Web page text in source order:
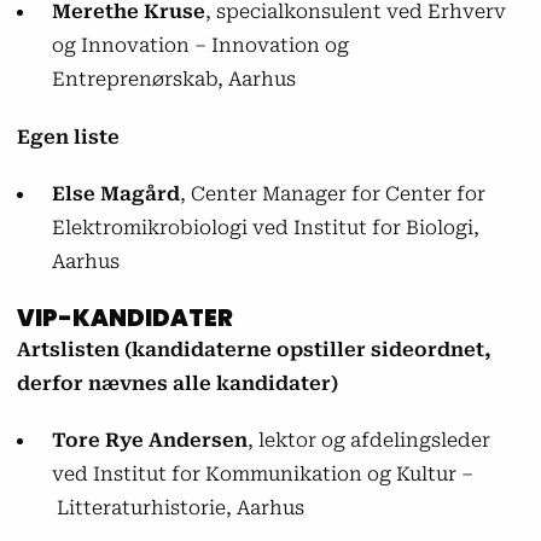
Merethe Kruse, specialkonsulent ved Erhverv
og Innovation – Innovation og
Entreprenørskab, Aarhus
Egen liste
Else Magård, Center Manager for Center for
Elektromikrobiologi ved Institut for Biologi,
Aarhus
VIP-KANDIDATER
Artslisten (kandidaterne opstiller sideordnet,
derfor nævnes alle kandidater)
Tore Rye Andersen, lektor og afdelingsleder
ved Institut for Kommunikation og Kultur –
Litteraturhistorie, Aarhus